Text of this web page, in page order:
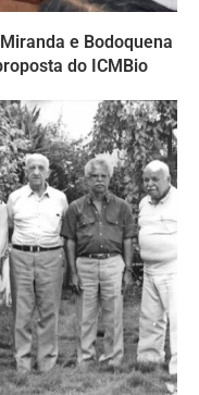
e Bodoquena
do ICMBio